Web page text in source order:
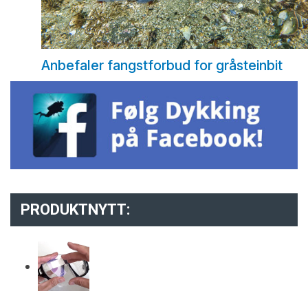
Anbefaler fangstforbud for gråsteinbit
PRODUKTNYTT: